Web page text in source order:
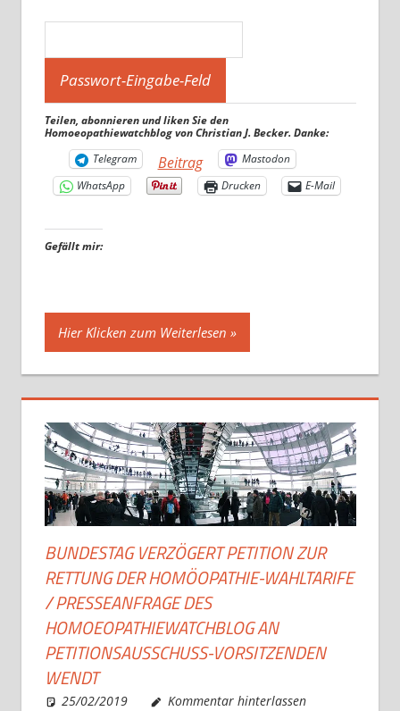
Teilen, abonnieren und liken Sie den
Homoeopathiewatchblog von Christian J. Becker. Danke:
Telegram
Beitrag
Mastodon
WhatsApp
Drucken E-Mail
Gefällt mir:
Hier Klicken zum Weiterlesen
BUNDESTAG VERZÖGERT PETITION ZUR
RETTUNG DER HOMÖOPATHIE-WAHLTARIFE
/ PRESSEANFRAGE DES
HOMOEOPATHIEWATCHBLOG AN
PETITIONSAUSSCHUSS-VORSITZENDEN
WENDT
25/02/2019 Christian J. Becker
Allgemein
Kommentar hinterlassen